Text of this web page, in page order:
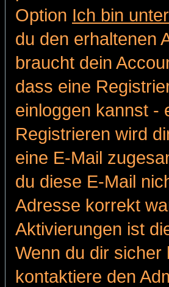
Option Ich bin
du den erhaltenen
braucht dein
dass eine
einloggen kannst -
Registrieren wird
eine E-Mail
du diese E-Mail
Adresse korrekt
Aktivierungen ist
Wenn du dir sicher
kontaktiere den